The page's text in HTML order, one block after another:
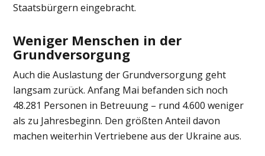
Staatsbürgern eingebracht.
Weniger Menschen in der
Grundversorgung
Auch die Auslastung der Grundversorgung geht
langsam zurück. Anfang Mai befanden sich noch
48.281 Personen in Betreuung – rund 4.600 weniger
als zu Jahresbeginn. Den größten Anteil davon
machen weiterhin Vertriebene aus der Ukraine aus.